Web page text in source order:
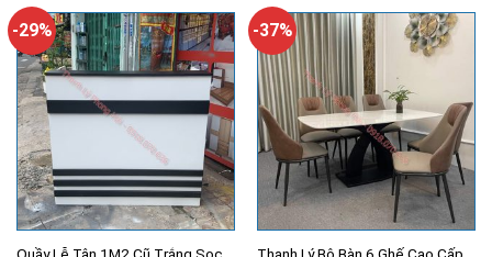
300,000₫.
-29%
Quầy Lễ Tân 1M2 Cũ Trắng Sọc
-37%
Thanh Lý Bộ Bàn 6 Ghế Cao Cấp